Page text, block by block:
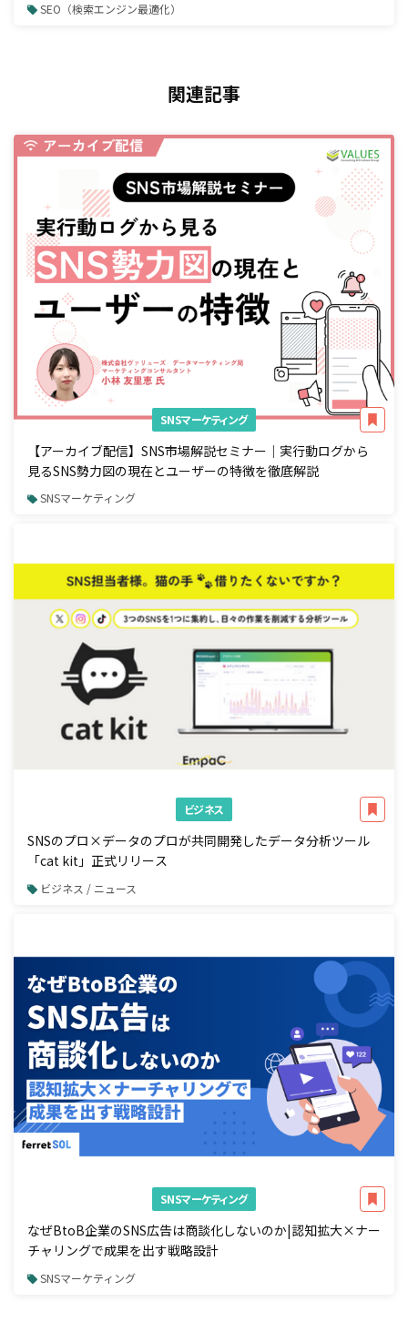
SEO（検索エンジン最適化）
関連記事
SNSマーケティング
【アーカイブ配信】SNS市場解説セミナー｜実行動ログから
見るSNS勢力図の現在とユーザーの特徴を徹底解説
SNSマーケティング
ビジネス
SNSのプロ×データのプロが共同開発したデータ分析ツール
「cat kit」正式リリース
ビジネス / ニュース
SNSマーケティング
なぜBtoB企業のSNS広告は商談化しないのか|認知拡大×ナー
チャリングで成果を出す戦略設計
SNSマーケティング